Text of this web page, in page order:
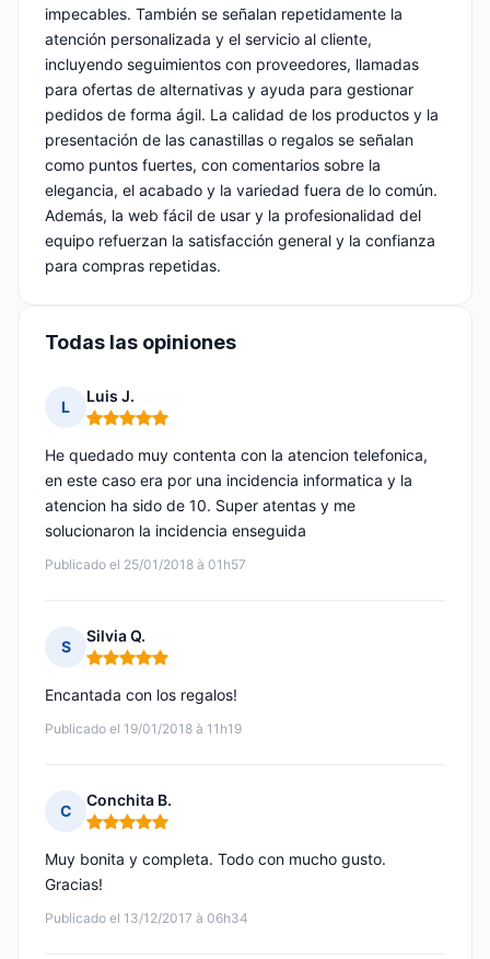
impecables. También se señalan repetidamente la
atención personalizada y el servicio al cliente,
incluyendo seguimientos con proveedores, llamadas
para ofertas de alternativas y ayuda para gestionar
pedidos de forma ágil. La calidad de los productos y la
presentación de las canastillas o regalos se señalan
como puntos fuertes, con comentarios sobre la
elegancia, el acabado y la variedad fuera de lo común.
Además, la web fácil de usar y la profesionalidad del
equipo refuerzan la satisfacción general y la confianza
para compras repetidas.
Todas las opiniones
L
Luis J.
Nota: 5 de 5
Publicado el 25/01/2018 à 01h57
He quedado muy contenta con la atencion telefonica,
en este caso era por una incidencia informatica y la
atencion ha sido de 10. Super atentas y me
solucionaron la incidencia enseguida
S
Silvia Q.
Nota: 5 de 5
Publicado el 19/01/2018 à 11h19
Encantada con los regalos!
C
Conchita B.
Nota: 5 de 5
Publicado el 13/12/2017 à 06h34
Muy bonita y completa. Todo con mucho gusto.
Gracias!